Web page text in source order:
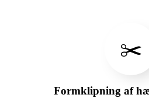
✂️
Formklipning af